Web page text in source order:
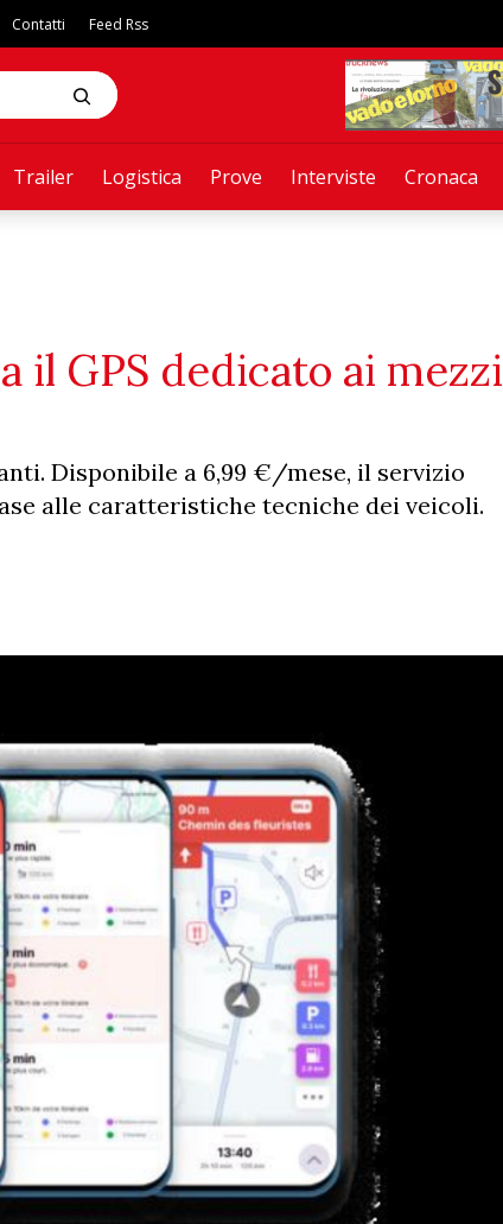
Trailer Logistica Prove Interviste Cronaca
Contatti Feed Rss
GPS dedicato ai mezzi
Disponibile a 6,99 €/mese, il servizio
alle caratteristiche tecniche dei veicoli.